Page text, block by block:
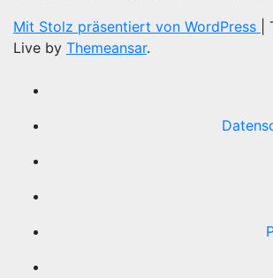
Mit Stolz präsentiert von WordPress
Live by Themeansar.